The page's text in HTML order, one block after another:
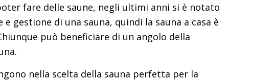
fare delle saune, negli ultimi anni si è notato
gestione di una sauna, quindi la sauna a casa è
può beneficiare di un angolo della
nella scelta della sauna perfetta per la